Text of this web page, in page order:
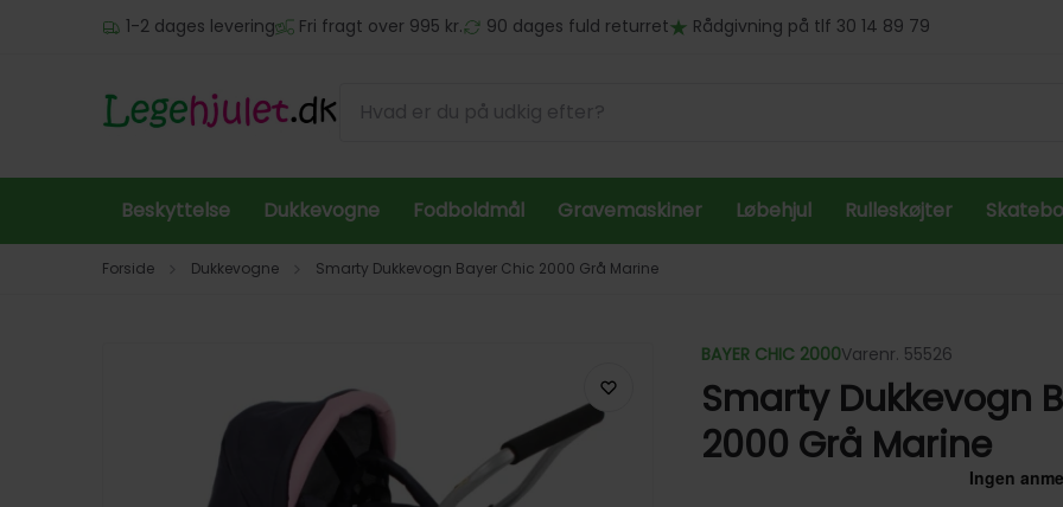
Spring til hovedindhold (tryk på Enter)
1-2 dages levering Fri fragt over 995 kr. 90 dages fuld returret Rådgivning på tlf 30 14 89 79
Beskyttelse Dukkevogne Fodboldmål Gravemaskiner Løbehjul Rulleskøjter
Forside Dukkevogne Smarty Dukkevogn Bayer Chic 2000 Grå Marine
BAYER CHIC 2000Varenr. 55526
Smarty Dukkevogn
2000 Grå Marine